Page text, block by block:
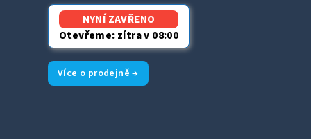
NYNÍ ZAVŘENO
Otevřeme: zítra v 08:00
Více o prodejně →